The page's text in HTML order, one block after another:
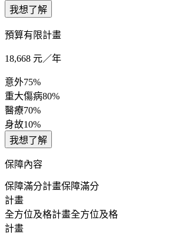
我想了解
預算有限計畫
18,668 元／年
意外75%
重大傷病80%
醫療70%
身故10%
我想了解
保障內容
保障滿分計畫保障滿分
計畫
全方位及格計畫全方位及格
計畫